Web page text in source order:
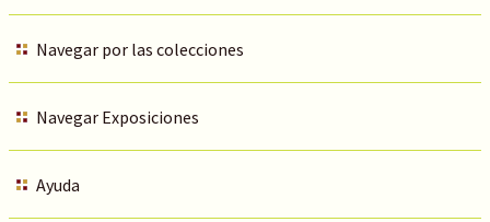
Navegar por las colecciones
Navegar Exposiciones
Ayuda